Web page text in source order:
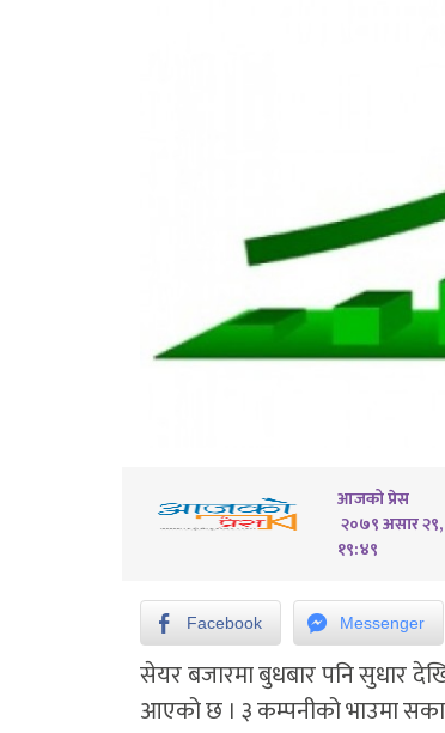
आजको प्रेस
२०७९ असार
१९:४९
Facebook Messenger
सेयर बजारमा बुधबार पनि सुधार
आएको छ । ३ कम्पनीको भाउमा